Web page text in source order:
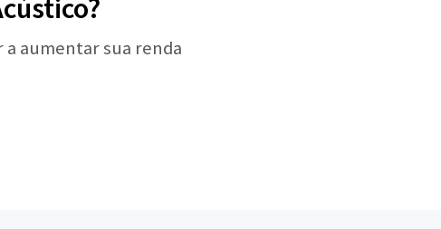
a aumentar sua renda